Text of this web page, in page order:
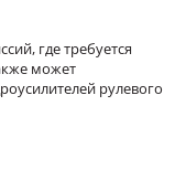
где требуется
может
рулевого